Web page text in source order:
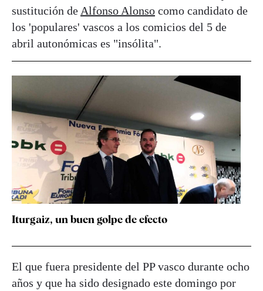
sustitución de Alfonso Alonso como candidato de
los 'populares' vascos a los comicios del 5 de
abril autonómicas es "insólita".
Iturgaiz, un buen golpe de efecto
El que fuera presidente del PP vasco durante ocho
años y que ha sido designado este domingo por